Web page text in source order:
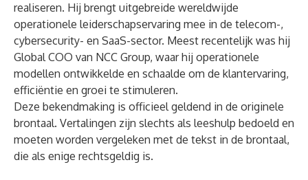
realiseren. Hij brengt uitgebreide wereldwijde
operationele leiderschapservaring mee in de telecom-,
cybersecurity- en SaaS-sector. Meest recentelijk was hij
Global COO van NCC Group, waar hij operationele
modellen ontwikkelde en schaalde om de klantervaring,
efficiëntie en groei te stimuleren.
Deze bekendmaking is officieel geldend in de originele
brontaal. Vertalingen zijn slechts als leeshulp bedoeld en
moeten worden vergeleken met de tekst in de brontaal,
die als enige rechtsgeldig is.